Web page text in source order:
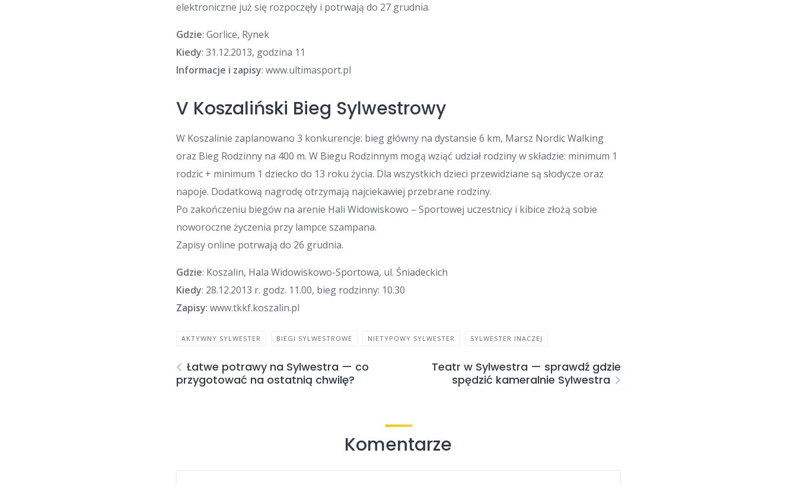
elektroniczne już się rozpoczęły i potrwają do 27 grudnia.
Gdzie: Gorlice, Rynek
Kiedy: 31.12.2013, godzina 11
Informacje i zapisy: www.ultimasport.pl
V Koszaliński Bieg Sylwestrowy
W Koszalinie zaplanowano 3 konkurencje: bieg główny na dystansie 6 km, Marsz Nordic Walking
oraz Bieg Rodzinny na 400 m. W Biegu Rodzinnym mogą wziąć udział rodziny w składzie: minimum 1
rodzic + minimum 1 dziecko do 13 roku życia. Dla wszystkich dzieci przewidziane są słodycze oraz
napoje. Dodatkową nagrodę otrzymają najciekawiej przebrane rodziny.
Po zakończeniu biegów na arenie Hali Widowiskowo – Sportowej uczestnicy i kibice złożą sobie
noworoczne życzenia przy lampce szampana.
Zapisy online potrwają do 26 grudnia.
Gdzie: Koszalin, Hala Widowiskowo-Sportowa, ul. Śniadeckich
Kiedy: 28.12.2013 r. godz. 11.00, bieg rodzinny: 10.30
Zapisy: www.tkkf.koszalin.pl
AKTYWNY SYLWESTER BIEGI SYLWESTROWE NIETYPOWY SYLWESTER SYLWESTER INACZEJ
Łatwe potrawy na Sylwestra — co
przygotować na ostatnią chwilę?
Teatr w Sylwestra — sprawdź gdzie
spędzić kameralnie Sylwestra
Komentarze